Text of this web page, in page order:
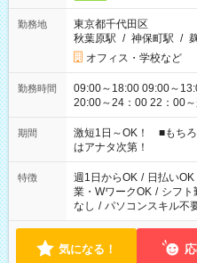
勤務地
東京都千代田区
秋葉原駅 / 神保町駅 /
オフィス・学校など
勤務時間
09:00～18:00 09:00～
20:00～24：00 22：00～翌
シフトもございます！
期間
激短1日～OK！ ■もち
はアナタ次第！
特徴 週1日からOK / 日払いOK
業・WワークOK / シフト
なし / パソコンスキル不
気になる！